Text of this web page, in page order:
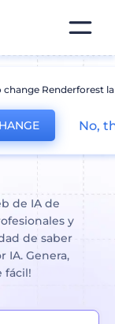
IA: crear
en
de IA de
y
de saber
IA. Genera,
fácil!
Renderforest
No,